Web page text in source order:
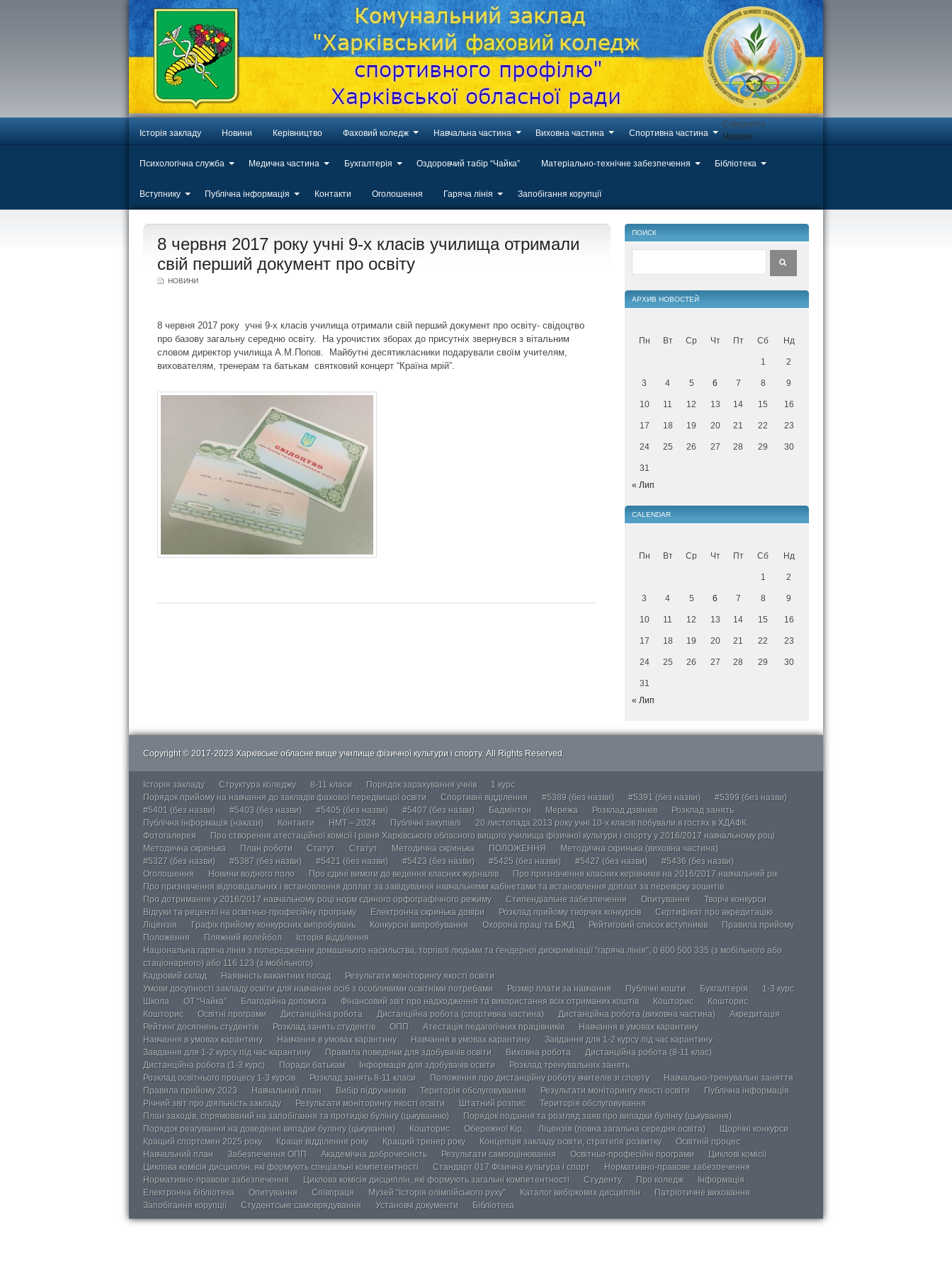
Історія закладу Новини Керівництво Фаховий коледж Навчальна частина Виховна частина Спортивна частина
Психологічна служба Медична частина Бухгалтерія Оздоровчий табір “Чайка” Матеріально-технічне забезпечення Бібліотека
Вступнику Публічна інформація Контакти Оголошення Гаряча лінія Запобігання корупції
Categories
Новини
20
8 червня 2017 року учні 9-х класів училища отримали
свій перший документ про освіту
НОВИНИ
8 червня 2017 року учні 9-х класів училища отримали свій перший документ про освіту- свідоцтво
про базову загальну середню освіту. На урочистих зборах до присутніх звернувся з вітальним
словом директор училища А.М.Попов. Майбутні десятикласники подарували своїм учителям,
вихователям, тренерам та батькам святковий концерт “Країна мрій”.
ПОИСК
АРХИВ НОВОСТЕЙ
Пн Вт Ср Чт Пт Сб Нд
1 2
3 4 5 6 7 8 9
10 11 12 13 14 15 16
17 18 19 20 21 22 23
24 25 26 27 28 29 30
31
« Лип
CALENDAR
Пн Вт Ср Чт Пт Сб Нд
1 2
3 4 5 6 7 8 9
10 11 12 13 14 15 16
17 18 19 20 21 22 23
24 25 26 27 28 29 30
31
« Лип
Copyright © 2017-2023 Харківське обласне вище училище фізичної культури і спорту. All Rights Reserved.
Історія закладу Структура коледжу 8-11 класи Порядок зарахування учнів
1 курс
Порядок прийому на навчання до закладів фахової передвищої освіти
Спортивні відділення #5389 (без назви) #5391 (без назви)
#5399 (без назви)
#5401 (без назви)
#5403 (без назви) #5405 (без назви) #5407 (без назви) Бадмінтон Мережа Розклад дзвінків
Розклад занять
Публічна інформація (накази)
Контакти НМТ – 2024 Публічні закупівлі
20 листопада 2013 року учні 10-х класів побували в гостях в ХДАФК.
Фотогалерея
Про створення атестаційної комісії І рівня Харківського обласного вищого училища фізичної культури і спорту у 2016/2017 навчальному році
Методична скринька
План роботи Статут Статут Методична скринька ПОЛОЖЕННЯ
Методична скринька (виховна частина)
#5327 (без назви)
#5387 (без назви) #5421 (без назви) #5423 (без назви) #5425 (без назви) #5427 (без назви)
#5436 (без назви)
Оголошення
Новини водного поло Про єдині вимоги до ведення класних журналів
Про призначення класних керівників на 2016/2017 навчальний рік
Про призначення відповідальних і встановлення доплат за завідування навчальними кабінетами та встановлення доплат за перевірку зошитів
Про дотримання у 2016/2017 навчальному році норм єдиного орфографічного режиму
Стипендіальне забезпечення Опитування
Творчі конкурси
Відгуки та рецензії на освітньо-професійну програму
Електронна скринька довіри Розклад прийому творчих конкурсів
Сертифікат про акредитацію
Ліцензія
Графік прийому конкурсних випробувань Конкурсні випробування Охорона праці та БЖД Рейтиговий список вступників
Правила прийому
Положення
Пляжний волейбол
Історія відділення
Національна гаряча лінія з попередження домашнього насильства, торгівлі людьми та ґендерної дискримінації “гаряча лінія”, 0 800 500 335 (з мобільного або
стаціонарного) або 116 123 (з мобільного)
Кадровий склад
Наявність вакантних посад
Результати моніторингу якості освіти
Умови досупності закладу освіти для навчання осіб з особливими освітніми потребами
Розмір плати за навчання Публічні кошти Бухгалтерія
1-3 курс
Школа
ОТ “Чайка” Благодійна допомога Фінансовий звіт про надходження та використання всіх отриманих коштів Кошторис
Кошторис
Кошторис
Освітні програми Дистанційна робота Дистанційна робота (спортивна частина) Дистанційна робота (виховна частина)
Акредитація
Рейтинг досягнень студентів
Розклад занять студентів ОПП Атестація педагогічних працівників
Навчання в умовах карантину
Навчання в умовах карантину
Навчання в умовах карантину Навчання в умовах карантину
Завдання для 1-2 курсу під час карантину
Завдання для 1-2 курсу під час карантину
Правила поведінки для здобувачів освіти Виховна робота
Дистанційна робота (8-11 клас)
Дистанційна робота (1-3 курс)
Поради батькам Інформація для здобувачів освіти
Розклад тренувальних занять
Розклад освітнього процесу 1-3 курсів
Розклад занять 8-11 класи Положення про дистанційну роботу вчителів зі спорту
Навчально-тренувальні заняття
Правила прийому 2023
Навчальний план Вибір підручників Територія обслуговування Результати моніторингу якості освіти
Публічна інформація
Річний звіт про діяльність закладу
Результати моніторингу якості освіти Штатний розпис
Територія обслуговування
План заходів, спрямований на запобігання та протидію булінгу (цькуванню)
Порядок подання та розгляд заяв про випадки булінгу (цькування)
Порядок реагування на доведенні випадки булінгу (цькування)
Кошторис Обережно! Кір. Ліцензія (повна загальна середня освіта)
Щорічні конкурси
Кращий спортсмен 2025 року
Краще відділення року Кращий тренер року Концепція закладу освіти, стратегія розвитку
Освітній процес
Навчальний план
Забезпечення ОПП Академічна доброчесність Результати самооцінювання Освітньо-професійні програми
Циклові комісії
Циклова комісія дисциплін, які формують спеціальні компетентності
Стандарт 017 Фізична культура і спорт
Нормативно-правове забезпечення
Нормативно-правове забезпечення
Циклова комісія дисциплін, які формують загальні компетентності Студенту Про коледж
Інформація
Електронна бібліотека
Опитування Співпраця Музей “Історія олімпійського руху” Каталог вибіркових дисциплін
Патріотичне виховання
Запобігання корупції
Студентське самоврядування Установчі документи Бібліотека